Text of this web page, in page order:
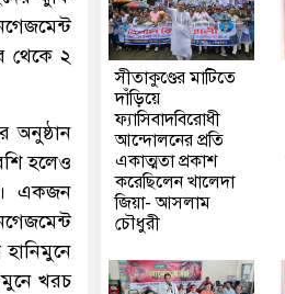
থেকে ২
অনুষ্ঠান
হলেও
একজন
খরচ
সীতাকুণ্ডের মাটিতে
দাঁড়িয়ে
ফ্যাসিবাদবিরোধী
আন্দোলনের প্রতি
একাত্মতা প্রকাশ
করেছিলেন খালেদা
জিয়া- আসলাম
চৌধুরী